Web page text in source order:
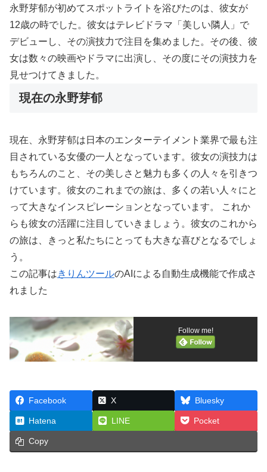
永野芽郁が初めてスポットライトを浴びたのは、彼女が
12歳の時でした。彼女はテレビドラマ「美しい隣人」で
デビューし、その演技力で注目を集めました。その後、彼
女は数々の映画やドラマに出演し、その度にその演技力を
見せつけてきました。
現在の永野芽郁
現在、永野芽郁は日本のエンターテイメント業界で最も注
目されている女優の一人となっています。彼女の演技力は
もちろんのこと、その美しさと魅力も多くの人々を引きつ
けています。彼女のこれまでの旅は、多くの若い人々にと
って大きなインスピレーションとなっています。 これか
らも彼女の活躍に注目していきましょう。彼女のこれから
の旅は、きっと私たちにとっても大きな喜びとなるでしょ
う。
この記事はきりんツールのAIによる自動生成機能で作成さ
れました
Follow me!
Facebook X Bluesky
Hatena LINE Pocket
Copy